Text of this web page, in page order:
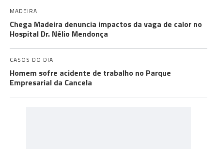
MADEIRA
Chega Madeira denuncia impactos da vaga de calor no
Hospital Dr. Nélio Mendonça
CASOS DO DIA
Homem sofre acidente de trabalho no Parque
Empresarial da Cancela